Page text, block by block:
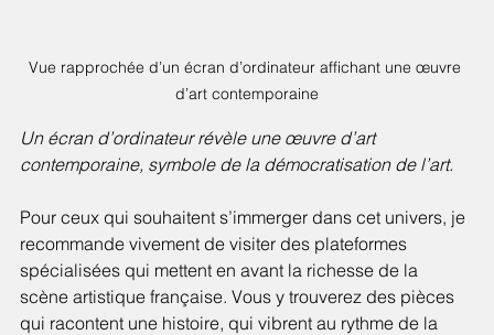
Vue rapprochée d’un écran d’ordinateur affichant une œuvre
d’art contemporaine
Un écran d’ordinateur révèle une œuvre d’art
contemporaine, symbole de la démocratisation de l’art.
Pour ceux qui souhaitent s’immerger dans cet univers, je
recommande vivement de visiter des plateformes
spécialisées qui mettent en avant la richesse de la
scène artistique française. Vous y trouverez des pièces
qui racontent une histoire, qui vibrent au rythme de la